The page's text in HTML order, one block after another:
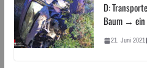
D:
Baum → ein
21. Juni 2021